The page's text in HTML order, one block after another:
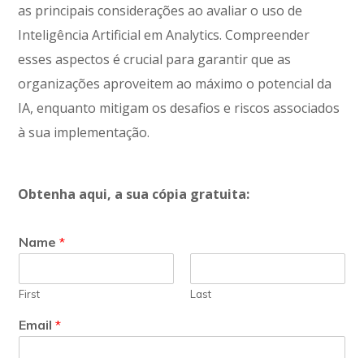
as principais considerações ao avaliar o uso de
Inteligência Artificial em Analytics. Compreender
esses aspectos é crucial para garantir que as
organizações aproveitem ao máximo o potencial da
IA, enquanto mitigam os desafios e riscos associados
à sua implementação.
Obtenha aqui, a sua cópia gratuita:
Name*
First Last
Email*